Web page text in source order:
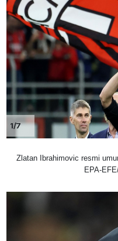
1/7
Zlatan Ibrahimovic resmi
EPA-